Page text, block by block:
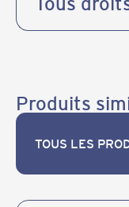
Produits
TOUS LES
TOUS LES